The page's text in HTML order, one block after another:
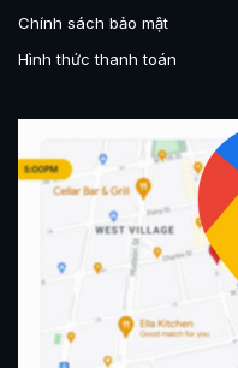
Chính sách bảo mật
Hình thức thanh toán